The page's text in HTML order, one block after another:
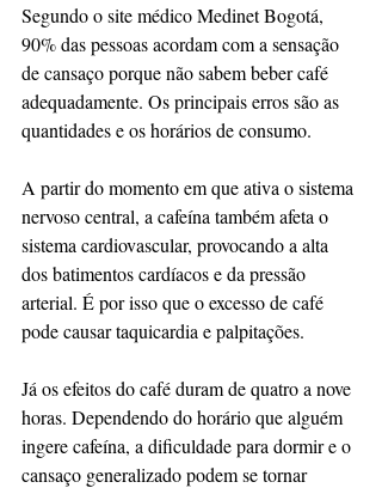
Segundo o site médico Medinet Bogotá,
90% das pessoas acordam com a sensação
de cansaço porque não sabem beber café
adequadamente. Os principais erros são as
quantidades e os horários de consumo.
A partir do momento em que ativa o sistema
nervoso central, a cafeína também afeta o
sistema cardiovascular, provocando a alta
dos batimentos cardíacos e da pressão
arterial. É por isso que o excesso de café
pode causar taquicardia e palpitações.
Já os efeitos do café duram de quatro a nove
horas. Dependendo do horário que alguém
ingere cafeína, a dificuldade para dormir e o
cansaço generalizado podem se tornar